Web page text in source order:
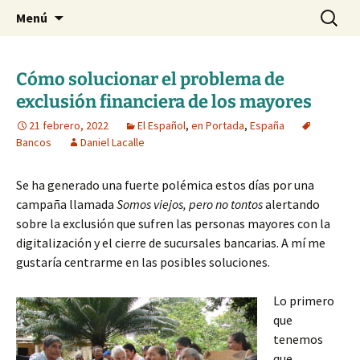
dlacalle.com
Blog de Daniel Lacalle
Menú Buscar:
Cómo solucionar el problema de
exclusión financiera de los mayores
21 febrero, 2022 El Español, en Portada, España
Bancos
Daniel Lacalle
Se ha generado una fuerte polémica estos días por una
campaña llamada Somos viejos, pero no tontosalertando
sobre la exclusión que sufren las personas mayores con la
digitalización y el cierre de sucursales bancarias. A mí me
gustaría centrarme en las posibles soluciones.
Lo primero
que
tenemos